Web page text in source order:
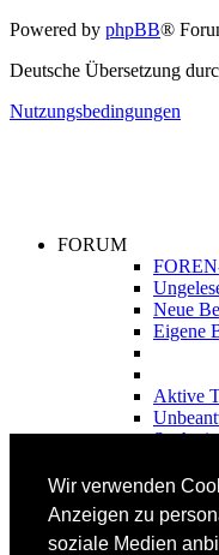
Wir verwenden
Anzeigen zu
soziale Medien
Powered by phpBB®
Deutsche Übersetzung
Nutzungsbedingungen
FORUM
Neue
Eigene
Aktive
Suche
FAHRTECHNIK
Lehrplan